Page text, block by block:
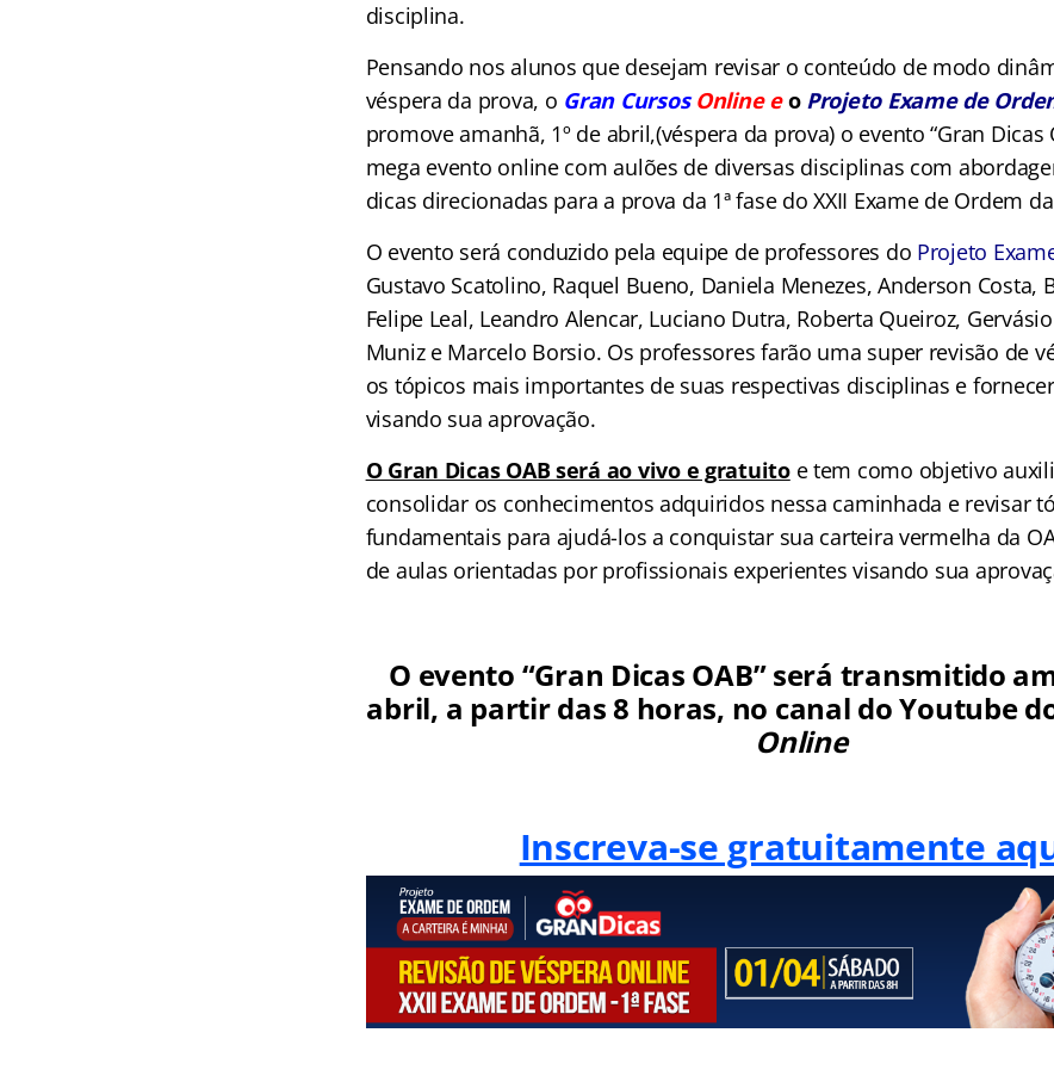
disciplina.
Pensando nos alunos que desejam revisar o conteúdo de modo
véspera da prova, o Gran Cursos Online eoProjeto Exame de
promove amanhã, 1º de abril,(véspera da prova) o evento “Gran Dicas
mega evento online com aulões de diversas disciplinas com
dicas direcionadas para a prova da 1ª fase do XXII Exame de Ordem
O evento será conduzido pela equipe de professores do Projeto
Gustavo Scatolino, Raquel Bueno, Daniela Menezes, Anderson Costa,
Felipe Leal, Leandro Alencar, Luciano Dutra, Roberta Queiroz,
Muniz e Marcelo Borsio. Os professores farão uma super revisão de
os tópicos mais importantes de suas respectivas disciplinas e
visando sua aprovação.
O Gran Dicas OABserá ao vivo e gratuito e tem como objetivo
consolidar os conhecimentos adquiridos nessa caminhada e revisar
fundamentais para ajudá-los a conquistar sua carteira vermelha da
de aulas orientadas por profissionais experientes visando sua
O evento “Gran Dicas OAB” será transmitido
abril, a partir das 8 horas, no canal do Youtube
Online
Inscreva-se gratuitamente